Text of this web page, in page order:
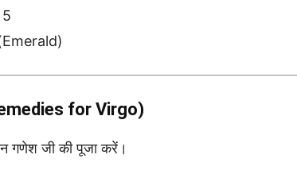
5
for Virgo)
गणेश जी की पूजा करें।